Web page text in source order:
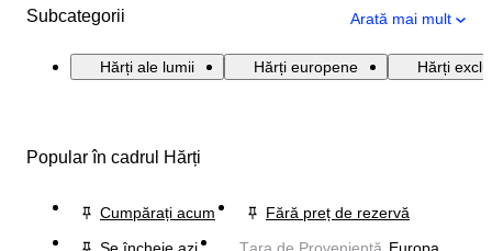
Subcategorii Arată mai mult
Hărți ale lumii Hărți europene Hărți
Popular în cadrul Hărți
Cumpărați acum
Fără preț de rezervă